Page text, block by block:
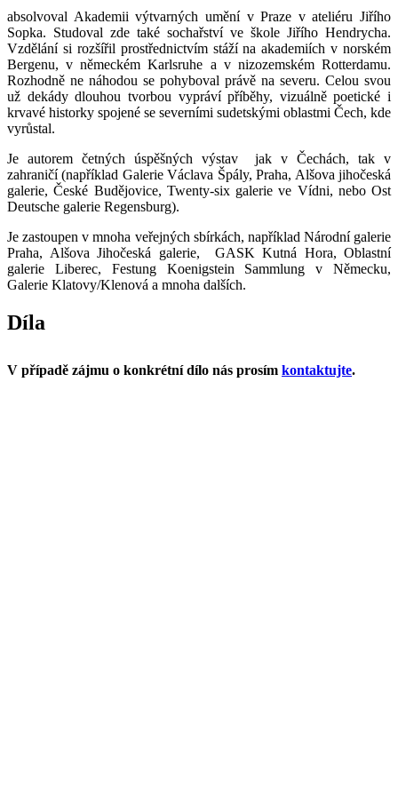
absolvoval Akademii výtvarných umění v Praze v ateliéru Jiřího
Sopka. Studoval zde také sochařství ve škole Jiřího Hendrycha.
Vzdělání si rozšířil prostřednictvím stáží na akademiích v norském
Bergenu, v německém Karlsruhe a v nizozemském Rotterdamu.
Rozhodně ne náhodou se pohyboval právě na severu. Celou svou
už dekády dlouhou tvorbou vypráví příběhy, vizuálně poetické i
krvavé historky spojené se severními sudetskými oblastmi Čech, kde
vyrůstal.
Je autorem četných úspěšných výstav jak v Čechách, tak v
zahraničí (například Galerie Václava Špály, Praha, Alšova jihočeská
galerie, České Budějovice, Twenty-six galerie ve Vídni, nebo Ost
Deutsche galerie Regensburg).
Je zastoupen v mnoha veřejných sbírkách, například Národní galerie
Praha, Alšova Jihočeská galerie, GASK Kutná Hora, Oblastní
galerie Liberec, Festung Koenigstein Sammlung v Německu,
Galerie Klatovy/Klenová a mnoha dalších.
Díla
V případě zájmu o konkrétní dílo nás prosím kontaktujte.